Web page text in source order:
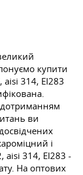
купити
314, ЕІ283
дотриманням
ви
і
aisi 314, ЕІ283 -
На оптових